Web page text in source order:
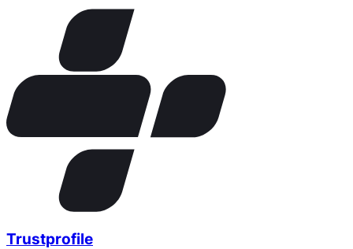
Trustprofile